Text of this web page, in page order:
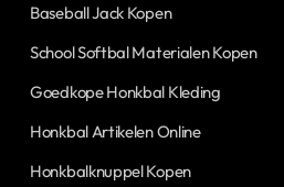
Baseball Jack Kopen
School Softbal Materialen Kopen
Goedkope Honkbal Kleding
Honkbal Artikelen Online
Honkbalknuppel Kopen